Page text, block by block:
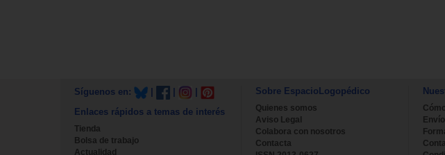
Síguenos en:
Enlaces rápidos a temas de interés
Tienda
Bolsa de trabajo
Actualidad
Sobre EspacioLogopédico
Quienes somos
Aviso Legal
Colabora con nosotros
Contacta